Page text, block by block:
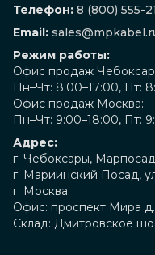
Телефон: 8 (800) 555-
Email:
Режим работы:
Офис продаж
Пн–Чт: 8:00–17:00, Пт:
Офис продаж Москва:
Пн–Чт: 9:00–18:00, Пт:
Адрес:
г. Чебоксары,
г. Мариинский Посад,
г. Москва:
Офис: проспект Мира
Склад: Дмитровское